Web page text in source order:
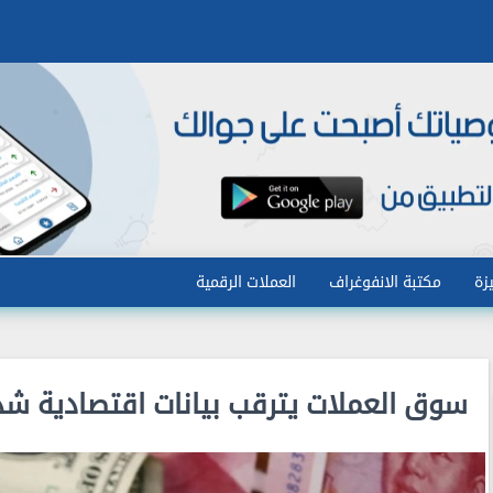
مكتبة الانفوغراف العملات الرقمية
سوق العملات يترقب بيانات اقتصادية